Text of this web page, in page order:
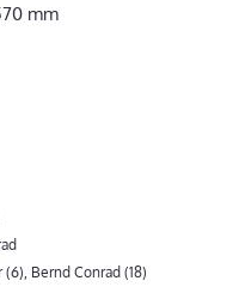
mm
Bernd Conrad (18)